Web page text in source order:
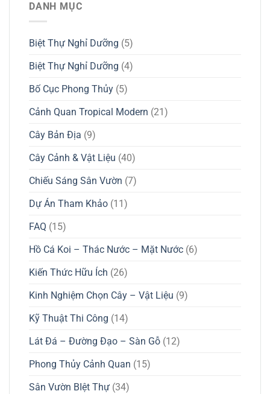
DANH MỤC
Biệt Thự Nghỉ Dưỡng (5)
Biệt Thự Nghỉ Dưỡng (4)
Bố Cục Phong Thủy (5)
Cảnh Quan Tropical Modern (21)
Cây Bản Địa (9)
Cây Cảnh & Vật Liệu (40)
Chiếu Sáng Sân Vườn (7)
Dự Án Tham Khảo (11)
FAQ (15)
Hồ Cá Koi – Thác Nước – Mặt Nước (6)
Kiến Thức Hữu Ích (26)
Kinh Nghiệm Chọn Cây – Vật Liệu (9)
Kỹ Thuật Thi Công (14)
Lát Đá – Đường Đạo – Sàn Gỗ (12)
Phong Thủy Cảnh Quan (15)
Sân Vườn BIệt Thự (34)